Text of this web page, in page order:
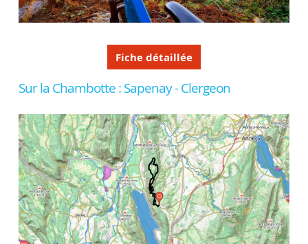
Fiche détaillée
Sur la Chambotte : Sapenay - Clergeon